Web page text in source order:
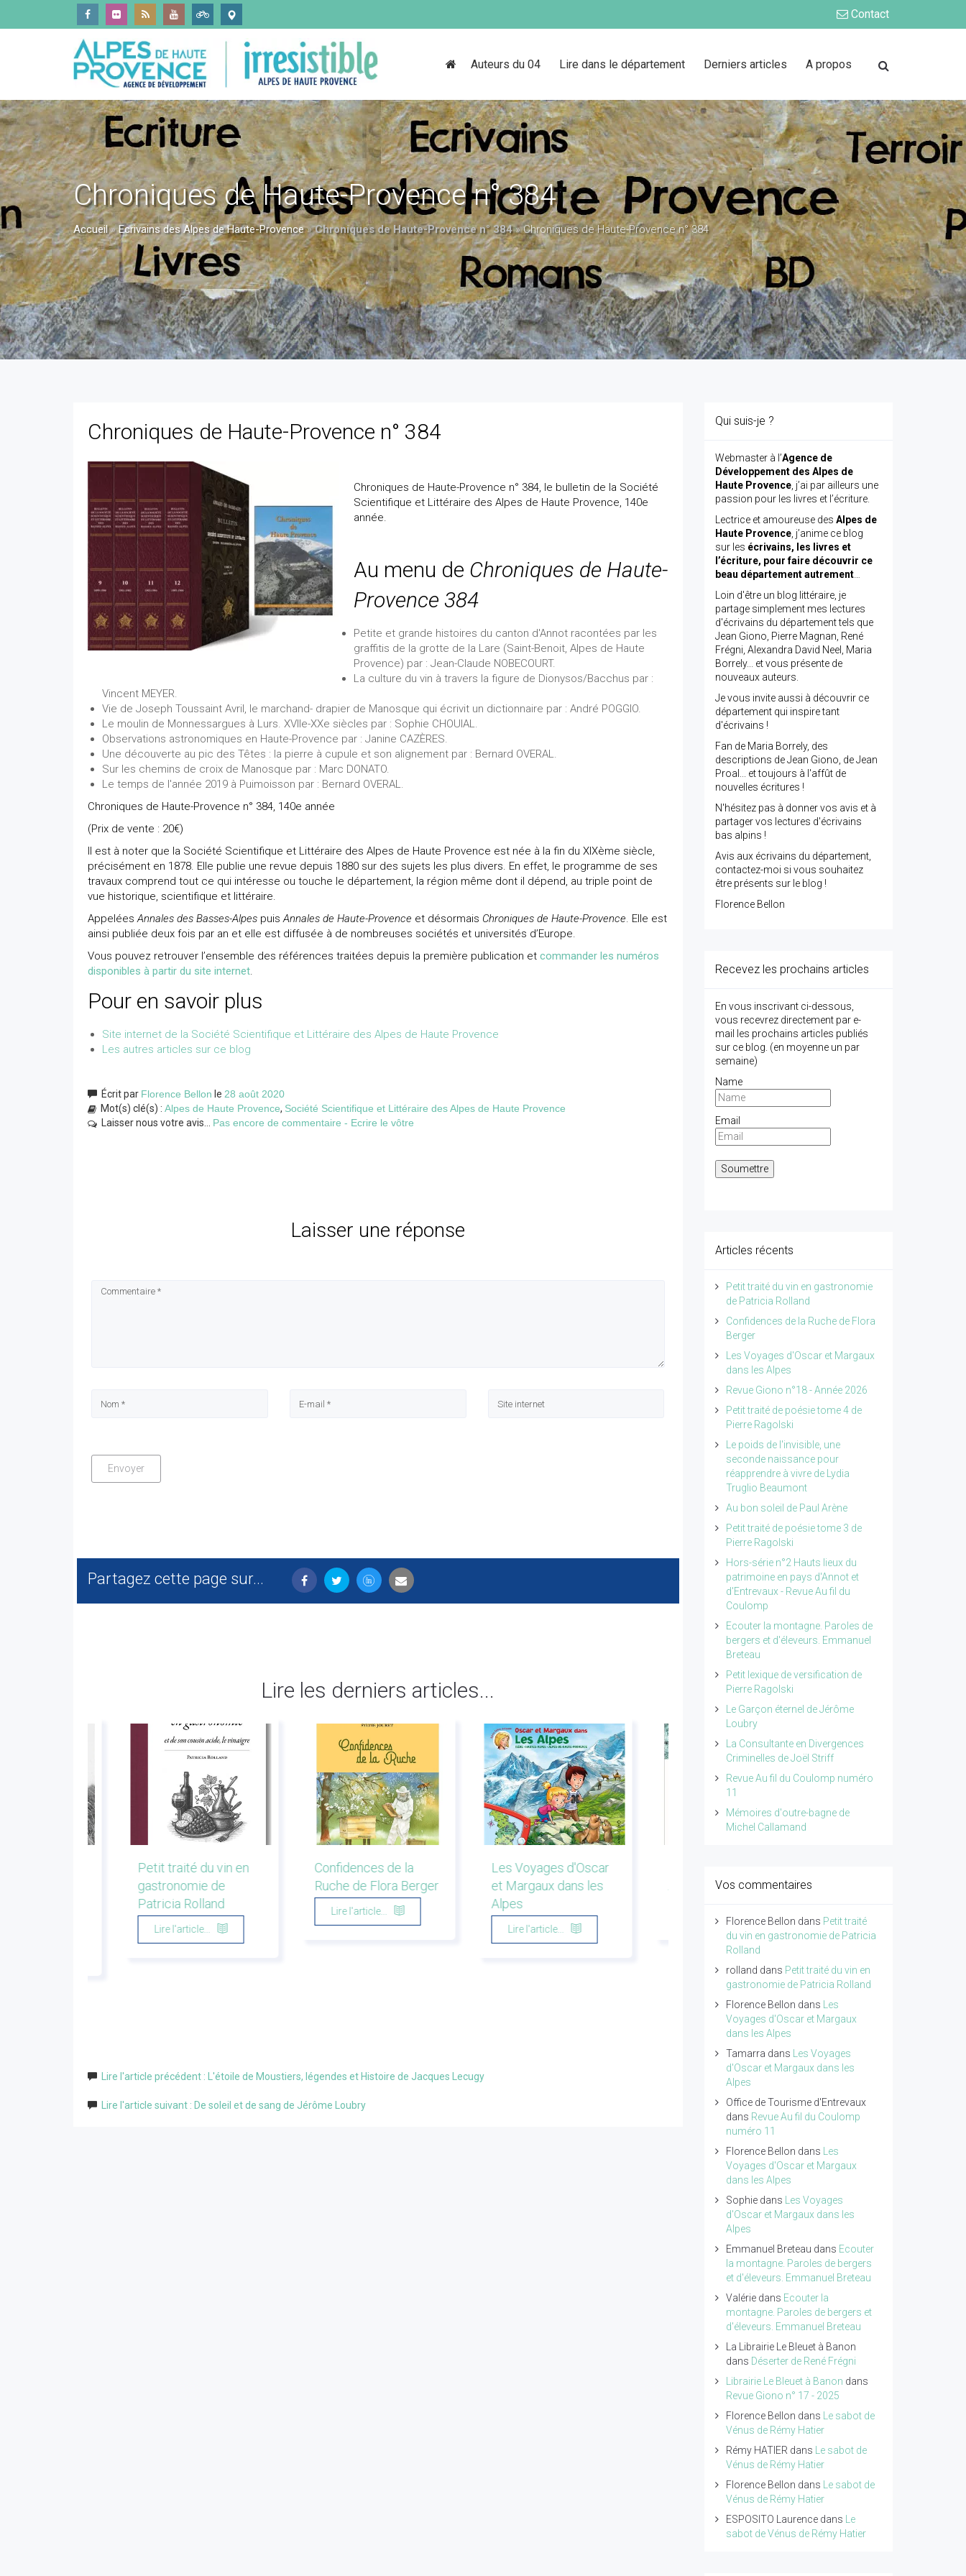
Contact
Auteurs du 04 Lire dans le département Derniers articles A propos
Chroniques de Haute-Provence n° 384
Accueil»Ecrivains des Alpes de Haute-Provence»Chroniques de Haute-Provence n° 384»Chroniques de Haute-Provence n° 384
Chroniques de Haute-Provence n° 384
Chroniques de Haute-Provence n° 384, le bulletin de la Société
Scientifique et Littéraire des Alpes de Haute Provence, 140e
année.
Au menu de Chroniques de Haute-
Provence 384
Petite et grande histoires du canton d'Annot racontées par les
graffitis de la grotte de la Lare (Saint-Benoit, Alpes de Haute
Provence) par : Jean-Claude NOBECOURT.
La culture du vin à travers la figure de Dionysos/Bacchus par :
Vincent MEYER.
Vie de Joseph Toussaint Avril, le marchand- drapier de Manosque qui écrivit un dictionnaire par : André POGGIO.
Le moulin de Monnessargues à Lurs. XVIIe-XXe siècles par : Sophie CHOUIAL.
Observations astronomiques en Haute-Provence par : Janine CAZÈRES.
Une découverte au pic des Têtes : la pierre à cupule et son alignement par : Bernard OVERAL.
Sur les chemins de croix de Manosque par : Marc DONATO.
Le temps de l'année 2019 à Puimoisson par : Bernard OVERAL.
Chroniques de Haute-Provence n° 384, 140e année
(Prix de vente : 20€)
Il est à noter que la Société Scientifique et Littéraire des Alpes de Haute Provence est née à la fin du XIXème siècle,
précisément en 1878. Elle publie une revue depuis 1880 sur des sujets les plus divers. En effet, le programme de ses
travaux comprend tout ce qui intéresse ou touche le département, la région même dont il dépend, au triple point de
vue historique, scientifique et littéraire.
AppeléesAnnales des Basses-Alpes puisAnnales de Haute-Provence et désormais Chroniques de Haute-Provence. Elle est
ainsi publiée deux fois par an et elle est diffusée à de nombreuses sociétés et universités d’Europe.
Vous pouvez retrouver l’ensemble des références traitées depuis la première publication et commander les numéros
disponibles à partir du site internet.
Pour en savoir plus
Site internet de la Société Scientifique et Littéraire des Alpes de Haute Provence
Les autres articles sur ce blog
Écrit par Florence Bellon le 28 août 2020
Mot(s) clé(s) : Alpes de Haute Provence, Société Scientifique et Littéraire des Alpes de Haute Provence
Laisser nous votre avis... Pas encore de commentaire - Ecrire le vôtre
Laisser une réponse
Partagez cette page sur...
Lire les derniers articles...
Petit traité du vin en
gastronomie de
Patricia Rolland
Lire l'article...
Confidences de la
Ruche de Flora Berger
Lire l'article...
Les Voyages d'Oscar
et Margaux dans les
Alpes
Lire l'article...
Année 2026
Lire l'article...
Lire l'article précédent : L'étoile de Moustiers, légendes et Histoire de Jacques Lecugy
Lire l'article suivant : De soleil et de sang de Jérôme Loubry
Qui suis-je ?
Webmaster à l’Agence de
Développement des Alpes de
Haute Provence, j’ai par ailleurs une
passion pour les livres et l’écriture.
Lectrice et amoureuse des Alpes de
Haute Provence, j’anime ce blog
sur les écrivains, les livres et
l’écriture, pour faire découvrir ce
beau département autrement…
Loin d'être un blog littéraire, je
partage simplement mes lectures
d'écrivains du département tels que
Jean Giono, Pierre Magnan, René
Frégni, Alexandra David Neel, Maria
Borrely... et vous présente de
nouveaux auteurs.
Je vous invite aussi à découvrir ce
département qui inspire tant
d'écrivains !
Fan de Maria Borrely, des
descriptions de Jean Giono, de Jean
Proal... et toujours à l'affût de
nouvelles écritures !
N'hésitez pas à donner vos avis et à
partager vos lectures d'écrivains
bas alpins !
Avis aux écrivains du département,
contactez-moi si vous souhaitez
être présents sur le blog !
Florence Bellon
Recevez les prochains articles
En vous inscrivant ci-dessous,
vous recevrez directement par e-
mail les prochains articles publiés
sur ce blog. (en moyenne un par
semaine)
Name
Email
Articles récents
Petit traité du vin en gastronomie
de Patricia Rolland
Confidences de la Ruche de Flora
Berger
Les Voyages d'Oscar et Margaux
dans les Alpes
Revue Giono n°18 - Année 2026
Petit traité de poésie tome 4 de
Pierre Ragolski
Le poids de l'invisible, une
seconde naissance pour
réapprendre à vivre de Lydia
Truglio Beaumont
Au bon soleil de Paul Arène
Petit traité de poésie tome 3 de
Pierre Ragolski
Hors-série n°2 Hauts lieux du
patrimoine en pays d'Annot et
d'Entrevaux - Revue Au fil du
Coulomp
Ecouter la montagne. Paroles de
bergers et d'éleveurs. Emmanuel
Breteau
Petit lexique de versification de
Pierre Ragolski
Le Garçon éternel de Jérôme
Loubry
La Consultante en Divergences
Criminelles de Joël Striff
Revue Au fil du Coulomp numéro
11
Mémoires d'outre-bagne de
Michel Callamand
Vos commentaires
Florence Bellon dans Petit traité
du vin en gastronomie de Patricia
Rolland
rolland dans Petit traité du vin en
gastronomie de Patricia Rolland
Florence Bellon dans
Les
Voyages d'Oscar et Margaux
dans les Alpes
Tamarra dans
Les Voyages
d'Oscar et Margaux dans les
Alpes
Office de Tourisme d'Entrevaux
dans Revue Au fil du Coulomp
numéro 11
Florence Bellon dans
Les
Voyages d'Oscar et Margaux
dans les Alpes
Sophiedans
Les Voyages
d'Oscar et Margaux dans les
Alpes
Emmanuel Breteau dans Ecouter
la montagne. Paroles de bergers
et d'éleveurs. Emmanuel Breteau
Valériedans Ecouter la
montagne. Paroles de bergers et
d'éleveurs. Emmanuel Breteau
La Librairie Le Bleuet à Banon
dans Déserter de René Frégni
Librairie Le Bleuet à Banon dans
Revue Giono n° 17 - 2025
Florence Bellon dans
Le sabot de
Vénus de Rémy Hatier
Rémy HATIER dans
Le sabot de
Vénus de Rémy Hatier
Florence Bellon dans
Le sabot de
Vénus de Rémy Hatier
ESPOSITO Laurencedans
Le
sabot de Vénus de Rémy Hatier